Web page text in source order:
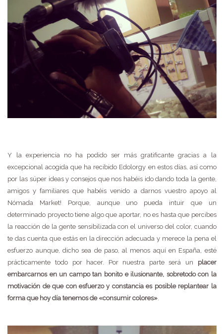
Y la experiencia no ha podido ser más gratificante gracias a la
excepcional acogida que ha recibido Edolorgy en estos días, así como
por las súper ideas y consejos que nos habéis ido dando toda la gente,
amigos y familiares que habéis venido a darnos vuestro apoyo al
Nómada Market! Porque, aunque uno pueda intuir que un
determinado proyecto tiene algo que aportar, no es hasta que percibes
la reacción de la gente sensibilizada con el universo del color, cuando
te das cuenta que estás en la dirección adecuada y merece la pena el
esfuerzo aunque, dicho sea de paso, al menos aquí en España, esté
prácticamente todo por hacer. Por nuestra parte será un placer
embarcarnos en un campo tan bonito e ilusionante, sobretodo con la
motivación de que con esfuerzo y constancia es posible replantear la
forma que hoy día tenemos de «consumir colores»